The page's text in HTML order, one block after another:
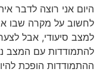
היום אני רוצה לדבר
לחשוב על מקרה שבו
למצב סיעודי, אבל
להתמודדות עם המצב
ההתמודדות הופכת